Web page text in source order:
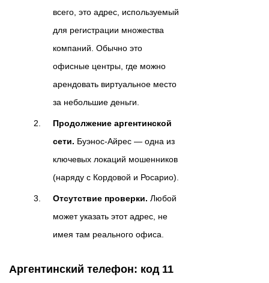
всего, это адрес, используемый
для регистрации множества
компаний. Обычно это
офисные центры, где можно
арендовать виртуальное место
за небольшие деньги.
Продолжение аргентинской
сети. Буэнос-Айрес — одна из
ключевых локаций мошенников
(наряду с Кордовой и Росарио).
Отсутствие проверки. Любой
может указать этот адрес, не
имея там реального офиса.
Аргентинский телефон: код 11